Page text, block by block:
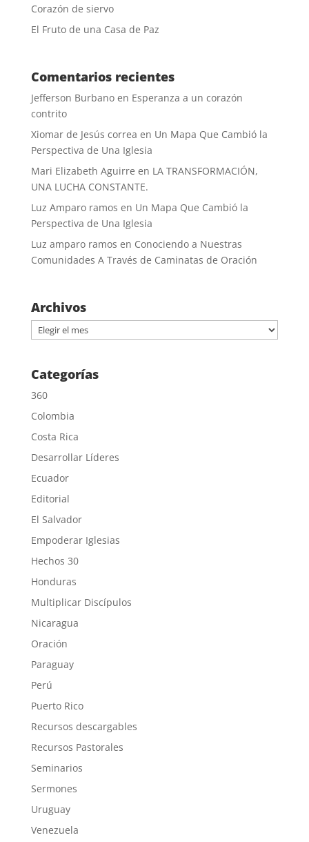
Corazón de siervo
El Fruto de una Casa de Paz
Comentarios recientes
Jefferson Burbanoen Esperanza a un corazón
contrito
Xiomar de Jesús correa en Un Mapa Que Cambió la
Perspectiva de Una Iglesia
Mari Elizabeth Aguirre en LA TRANSFORMACIÓN,
UNA LUCHA CONSTANTE.
Luz Amparo ramos en Un Mapa Que Cambió la
Perspectiva de Una Iglesia
Luz amparo ramos en Conociendo a Nuestras
Comunidades A Través de Caminatas de Oración
Archivos
Archivos
Categorías
360
Colombia
Costa Rica
Desarrollar Líderes
Ecuador
Editorial
El Salvador
Empoderar Iglesias
Hechos 30
Honduras
Multiplicar Discípulos
Nicaragua
Oración
Paraguay
Perú
Puerto Rico
Recursos descargables
Recursos Pastorales
Seminarios
Sermones
Uruguay
Venezuela